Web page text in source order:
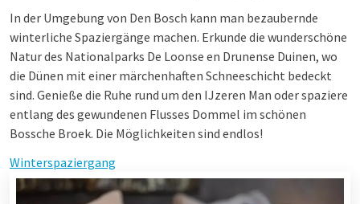
In der Umgebung von Den Bosch kann man bezaubernde
winterliche Spaziergänge machen. Erkunde die wunderschöne
Natur des Nationalparks De Loonse en Drunense Duinen, wo
die Dünen mit einer märchenhaften Schneeschicht bedeckt
sind. Genieße die Ruhe rund um den IJzeren Man oder spaziere
entlang des gewundenen Flusses Dommel im schönen
Bossche Broek. Die Möglichkeiten sind endlos!
Winterspaziergang